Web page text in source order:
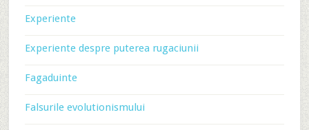
Experiente
Experiente despre puterea rugaciunii
Fagaduinte
Falsurile evolutionismului